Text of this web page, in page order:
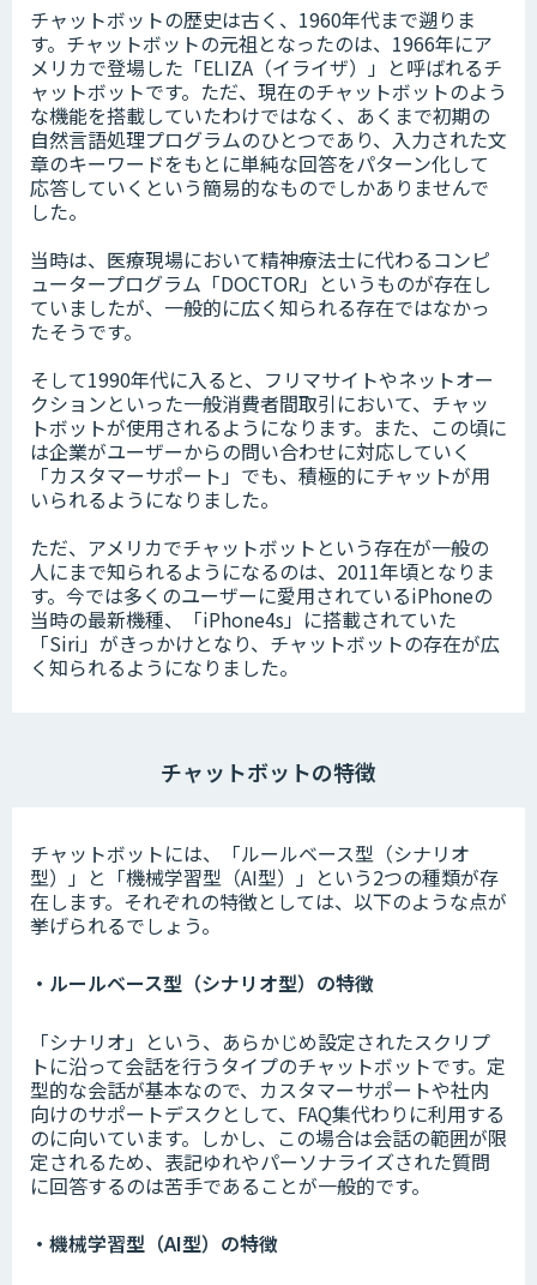
チャットボットの歴史は古く、1960年代まで遡りま
す。チャットボットの元祖となったのは、1966年にア
メリカで登場した「ELIZA（イライザ）」と呼ばれるチ
ャットボットです。ただ、現在のチャットボットのよう
な機能を搭載していたわけではなく、あくまで初期の
自然言語処理プログラムのひとつであり、入力された文
章のキーワードをもとに単純な回答をパターン化して
応答していくという簡易的なものでしかありませんで
した。
当時は、医療現場において精神療法士に代わるコンピ
ュータープログラム「DOCTOR」というものが存在し
ていましたが、一般的に広く知られる存在ではなかっ
たそうです。
そして1990年代に入ると、フリマサイトやネットオー
クションといった一般消費者間取引において、チャッ
トボットが使用されるようになります。また、この頃に
は企業がユーザーからの問い合わせに対応していく
「カスタマーサポート」でも、積極的にチャットが用
いられるようになりました。
ただ、アメリカでチャットボットという存在が一般の
人にまで知られるようになるのは、2011年頃となりま
す。今では多くのユーザーに愛用されているiPhoneの
当時の最新機種、「iPhone4s」に搭載されていた
「Siri」がきっかけとなり、チャットボットの存在が広
く知られるようになりました。
チャットボットの特徴
チャットボットには、「ルールベース型（シナリオ
型）」と「機械学習型（AI型）」という2つの種類が存
在します。それぞれの特徴としては、以下のような点が
挙げられるでしょう。
・ルールベース型（シナリオ型）の特徴
「シナリオ」という、あらかじめ設定されたスクリプ
トに沿って会話を行うタイプのチャットボットです。定
型的な会話が基本なので、カスタマーサポートや社内
向けのサポートデスクとして、FAQ集代わりに利用する
のに向いています。しかし、この場合は会話の範囲が限
定されるため、表記ゆれやパーソナライズされた質問
に回答するのは苦手であることが一般的です。
・機械学習型（AI型）の特徴